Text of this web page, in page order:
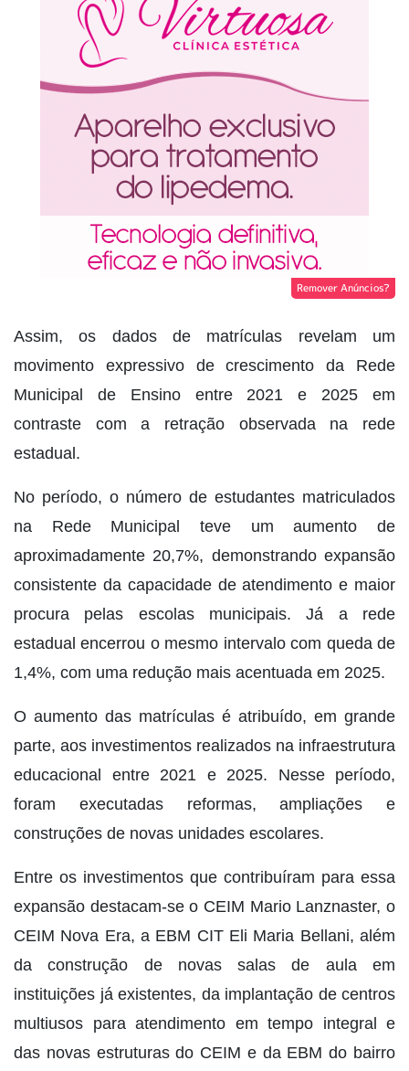
Remover Anúncios?
Assim, os dados de matrículas revelam um
movimento expressivo de crescimento da Rede
Municipal de Ensino entre 2021 e 2025 em
contraste com a retração observada na rede
estadual.
No período, o número de estudantes matriculados
na Rede Municipal teve um aumento de
aproximadamente 20,7%, demonstrando expansão
consistente da capacidade de atendimento e maior
procura pelas escolas municipais. Já a rede
estadual encerrou o mesmo intervalo com queda de
1,4%, com uma redução mais acentuada em 2025.
O aumento das matrículas é atribuído, em grande
parte, aos investimentos realizados na infraestrutura
educacional entre 2021 e 2025. Nesse período,
foram executadas reformas, ampliações e
construções de novas unidades escolares.
Entre os investimentos que contribuíram para essa
expansão destacam-se o CEIM Mario Lanznaster, o
CEIM Nova Era, a EBM CIT Eli Maria Bellani, além
da construção de novas salas de aula em
instituições já existentes, da implantação de centros
multiusos para atendimento em tempo integral e
das novas estruturas do CEIM e da EBM do bairro